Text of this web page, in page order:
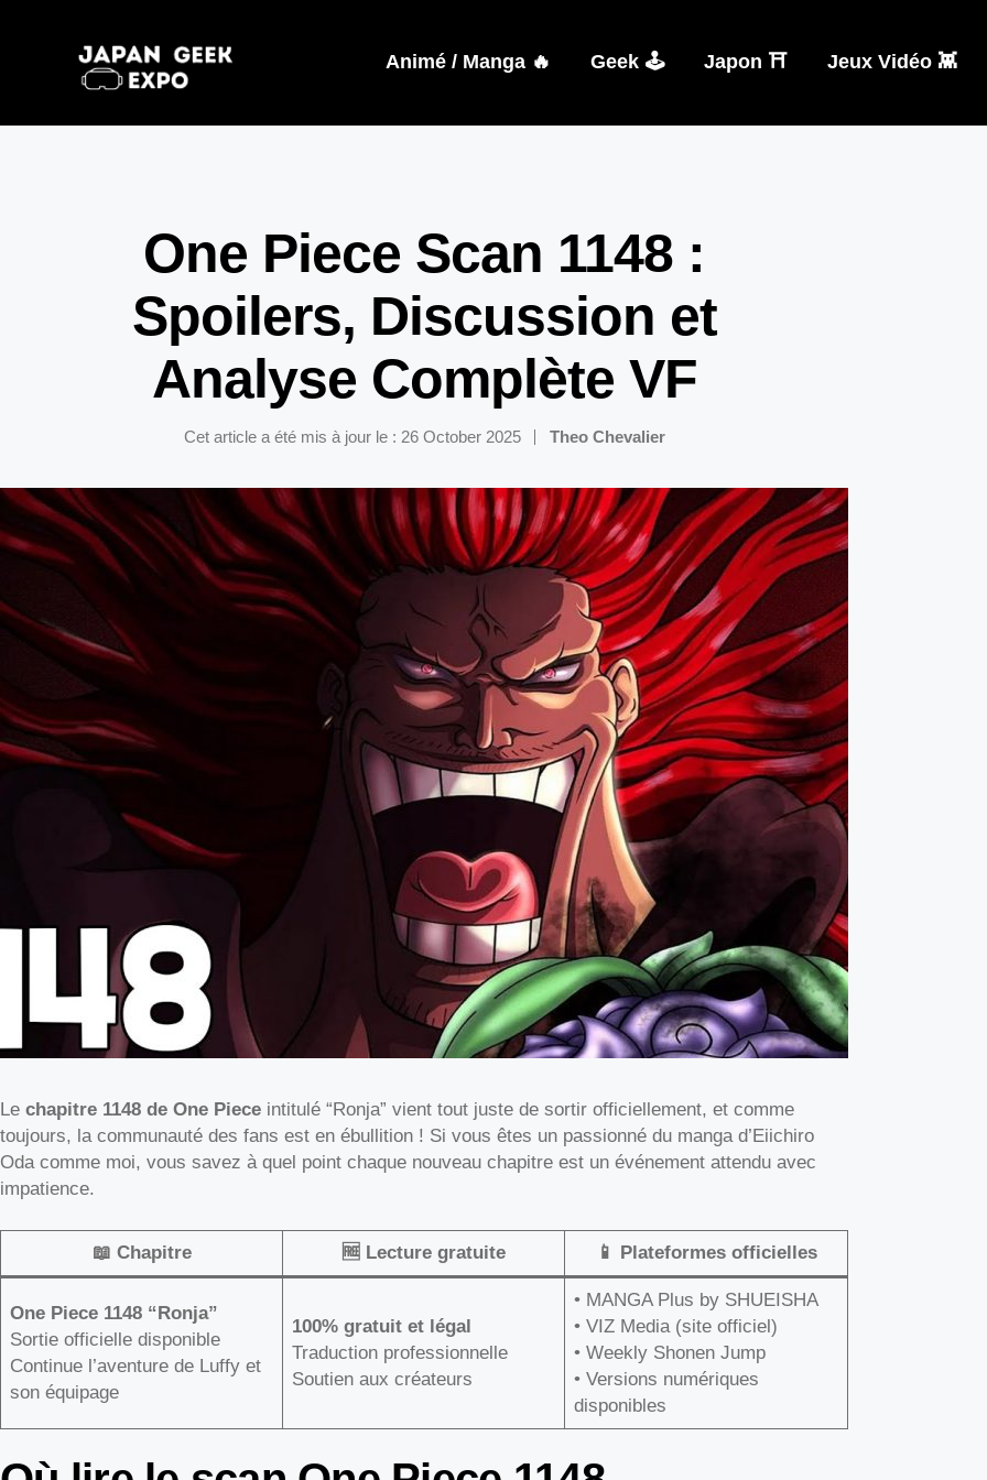
Animé / Manga 🔥 Geek 🕹️ Japon ⛩️ Jeux Vidéo 👾
One Piece Scan 1148 :
Spoilers, Discussion et
Analyse Complète VF
Cet article a été mis à jour le : 26 October 2025 Theo Chevalier
Le chapitre 1148 de One Piece intitulé “Ronja” vient tout juste de sortir officiellement, et comme
toujours, la communauté des fans est en ébullition ! Si vous êtes un passionné du manga d’Eiichiro
Oda comme moi, vous savez à quel point chaque nouveau chapitre est un événement attendu avec
impatience.
📖 Chapitre 🆓 Lecture gratuite 📱 Plateformes officielles
One Piece 1148 “Ronja”
Sortie officielle disponible
Continue l’aventure de Luffy et
son équipage
100% gratuit et légal
Traduction professionnelle
Soutien aux créateurs
• MANGA Plus by SHUEISHA
• VIZ Media (site officiel)
• Weekly Shonen Jump
• Versions numériques
disponibles